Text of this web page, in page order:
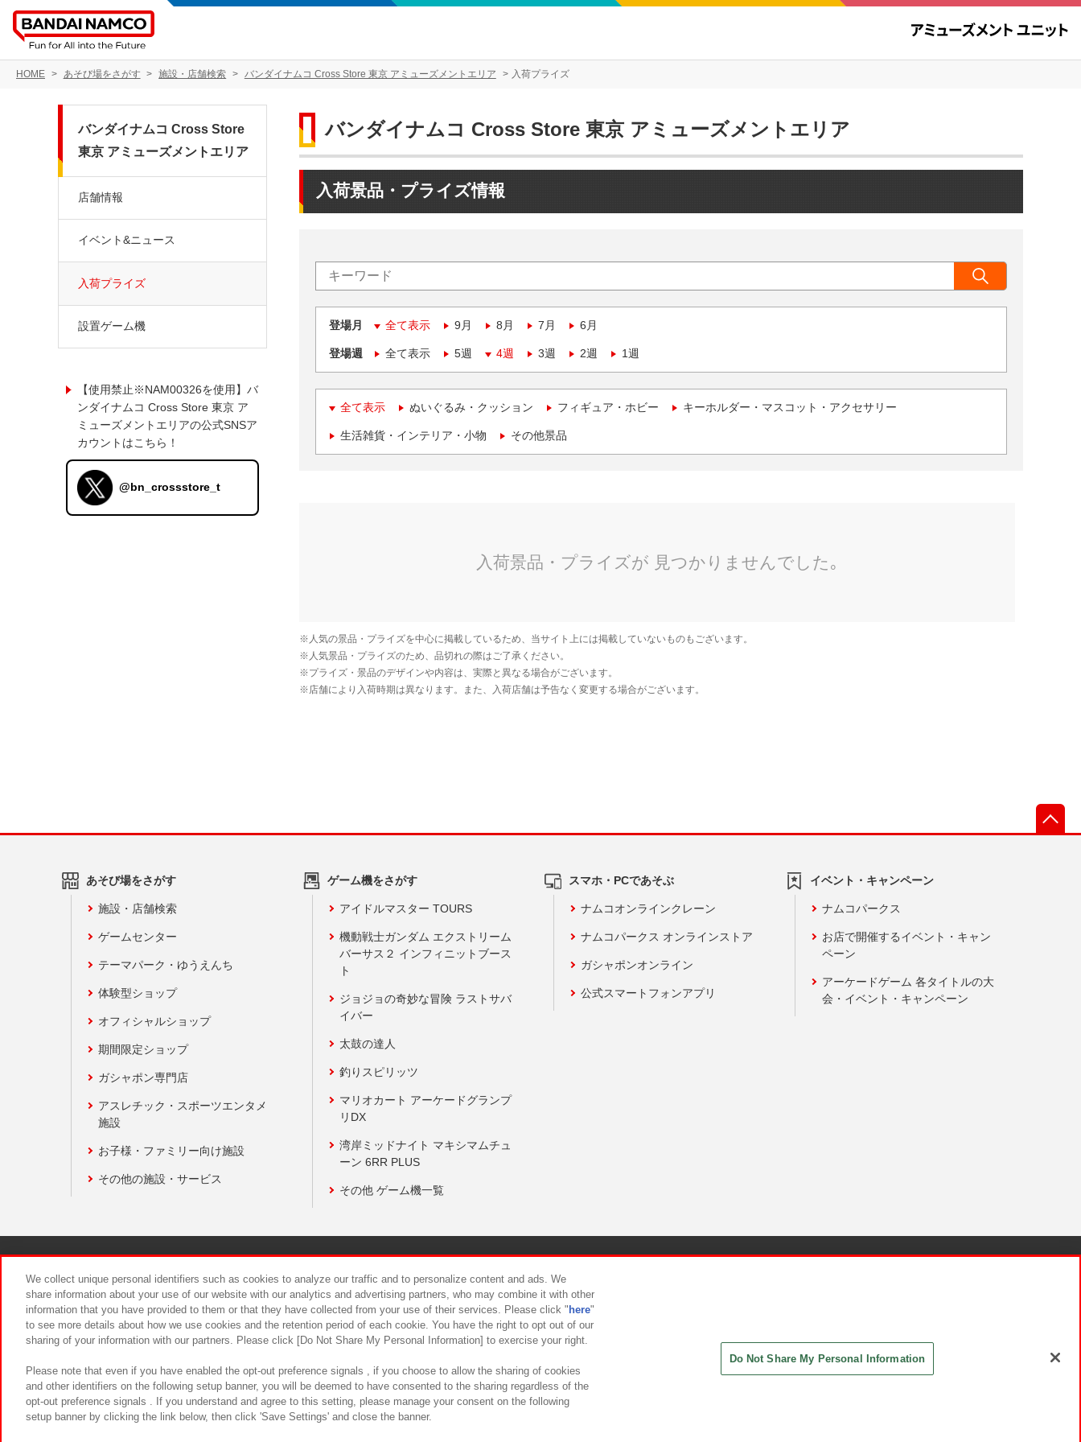
HOME あそび場をさがす 施設・店舗検索 バンダイナムコ Cross Store 東京 アミューズメントエリア 入荷プライズ
バンダイナムコ Cross Store 東京 アミューズメントエリア
入荷景品・プライズ情報
登場月 全て表示 9月 8月 7月 6月
登場週 全て表示 5週 4週 3週 2週 1週
全て表示 ぬいぐるみ・クッション フィギュア・ホビー キーホルダー・マスコット・アクセサリー
生活雑貨・インテリア・小物 その他景品
バンダイナムコ Cross Store
東京 アミューズメントエリア
店舗情報
イベント&ニュース
入荷プライズ
設置ゲーム機
【使用禁止※NAM00326を使用】バ
ンダイナムコ Cross Store 東京 ア
ミューズメントエリアの公式SNSア
カウントはこちら！
@bn_crossstore_t
あそび場をさがす
施設・店舗検索
ゲームセンター
テーマパーク・ゆうえんち
体験型ショップ
オフィシャルショップ
期間限定ショップ
ガシャポン専門店
アスレチック・スポーツエンタメ
施設
お子様・ファミリー向け施設
その他の施設・サービス
ゲーム機をさがす
アイドルマスター TOURS
機動戦士ガンダム エクストリーム
バーサス２ インフィニットブース
ト
ジョジョの奇妙な冒険 ラストサバ
イバー
太鼓の達人
釣りスピリッツ
マリオカート アーケードグランプ
リDX
湾岸ミッドナイト マキシマムチュ
ーン 6RR PLUS
その他 ゲーム機一覧
スマホ・PCであそぶ
ナムコオンラインクレーン
ナムコパークス オンラインストア
ガシャポンオンライン
公式スマートフォンアプリ
イベント・キャンペーン
ナムコパークス
お店で開催するイベント・キャン
ペーン
アーケードゲーム 各タイトルの大
会・イベント・キャンペーン
食品のご提供について カスタマーハラスメント対応方針
We collect unique personal identifiers such as cookies to analyze our traffic and to personalize content and ads. We
share information about your use of our website with our analytics and advertising partners, who may combine it with other
information that you have provided to them or that they have collected from your use of their services. Please click " here"
to see more details about how we use cookies and the retention period of each cookie. You have the right to opt out of our
sharing of your information with our partners. Please click [Do Not Share My Personal Information] to exercise your right.
Please note that even if you have enabled the opt-out preference signals , if you choose to allow the sharing of cookies
and other identifiers on the following setup banner, you will be deemed to have consented to the sharing regardless of the
opt-out preference signals . If you understand and agree to this setting, please manage your consent on the following
setup banner by clicking the link below, then click 'Save Settings' and close the banner.
Do Not Share My Personal Information